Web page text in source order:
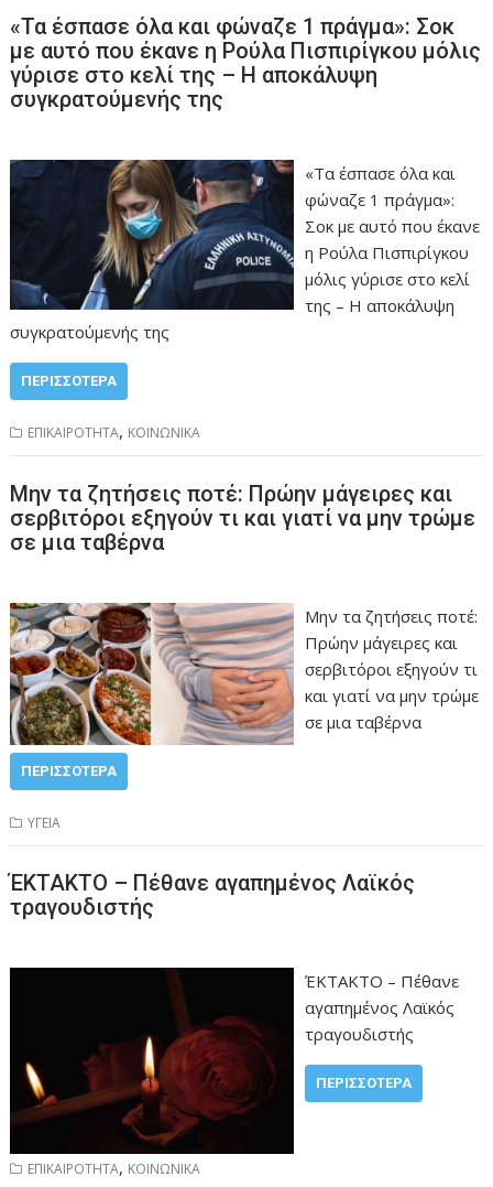
«Τα έσπασε όλα και φώναζε 1 πράγμα»: Σοκ
με αυτό που έκανε η Ρούλα Πισπιρίγκου μόλις
γύρισε στο κελί της – Η αποκάλυψη
συγκρατούμενής της
«Τα έσπασε όλα και
φώναζε 1 πράγμα»:
Σοκ με αυτό που έκανε
η Ρούλα Πισπιρίγκου
μόλις γύρισε στο κελί
της – Η αποκάλυψη
συγκρατούμενής της
ΠΕΡΙΣΣΌΤΕΡΑ
ΕΠΙΚΑΙΡΟΤΗΤΑ, ΚΟΙΝΩΝΙΚΑ
Μην τα ζητήσεις ποτέ: Πρώην μάγειρες και
σερβιτόροι εξηγούν τι και γιατί να μην τρώμε
σε μια ταβέρνα
Μην τα ζητήσεις ποτέ:
Πρώην μάγειρες και
σερβιτόροι εξηγούν τι
και γιατί να μην τρώμε
σε μια ταβέρνα
ΠΕΡΙΣΣΌΤΕΡΑ
ΥΓΕΙΑ
ΈΚΤΑΚΤΟ – Πέθανε αγαπημένος Λαϊκός
τραγουδιστής
ΈΚΤΑΚΤΟ – Πέθανε
αγαπημένος Λαϊκός
τραγουδιστής
ΠΕΡΙΣΣΌΤΕΡΑ
ΕΠΙΚΑΙΡΟΤΗΤΑ, ΚΟΙΝΩΝΙΚΑ